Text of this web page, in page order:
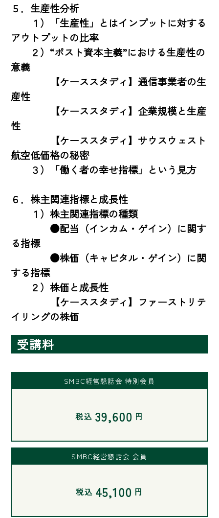
５．生産性分析
１）「生産性」とはインプットに対する
アウトプットの比率
２）“ポスト資本主義”における生産性の
意義
【ケーススタディ】通信事業者の生
産性
【ケーススタディ】企業規模と生産
性
【ケーススタディ】サウスウェスト
航空低価格の秘密
３）「働く者の幸せ指標」という見方
６．株主関連指標と成長性
１）株主関連指標の種類
●配当（インカム・ゲイン）に関す
る指標
●株価（キャピタル・ゲイン）に関
する指標
２）株価と成長性
【ケーススタディ】ファーストリテ
イリングの株価
受講料
SMBC経営懇話会 特別会員
税込 39,600 円
SMBC経営懇話会 会員
税込 45,100 円